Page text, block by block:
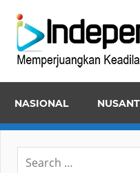
content
NASIONAL